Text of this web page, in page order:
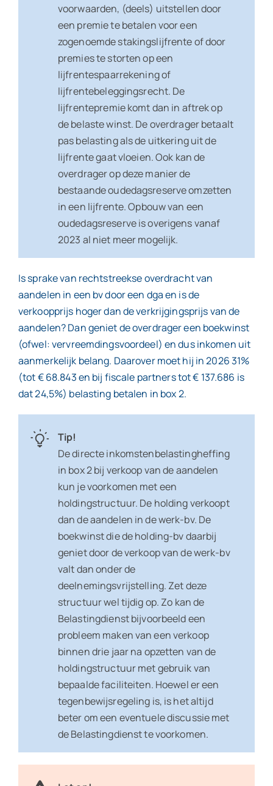
voorwaarden, (deels) uitstellen door
een premie te betalen voor een
zogenoemde stakingslijfrente of door
premies te storten op een
lijfrentespaarrekening of
lijfrentebeleggingsrecht. De
lijfrentepremie komt dan in aftrek op
de belaste winst. De overdrager betaalt
pas belasting als de uitkering uit de
lijfrente gaat vloeien. Ook kan de
overdrager op deze manier de
bestaande oudedagsreserve omzetten
in een lijfrente. Opbouw van een
oudedagsreserve is overigens vanaf
2023 al niet meer mogelijk.
Is sprake van rechtstreekse overdracht van
aandelen in een bv door een dga en is de
verkoopprijs hoger dan de verkrijgingsprijs van de
aandelen? Dan geniet de overdrager een boekwinst
(ofwel: vervreemdingsvoordeel) en dus inkomen uit
aanmerkelijk belang. Daarover moet hij in 2026 31%
(tot € 68.843 en bij fiscale partners tot € 137.686 is
dat 24,5%) belasting betalen in box 2.
Tip!
De directe inkomstenbelastingheffing
in box 2 bij verkoop van de aandelen
kun je voorkomen met een
holdingstructuur. De holding verkoopt
dan de aandelen in de werk-bv. De
boekwinst die de holding-bv daarbij
geniet door de verkoop van de werk-bv
valt dan onder de
deelnemingsvrijstelling. Zet deze
structuur wel tijdig op. Zo kan de
Belastingdienst bijvoorbeeld een
probleem maken van een verkoop
binnen drie jaar na opzetten van de
holdingstructuur met gebruik van
bepaalde faciliteiten. Hoewel er een
tegenbewijsregeling is, is het altijd
beter om een eventuele discussie met
de Belastingdienst te voorkomen.